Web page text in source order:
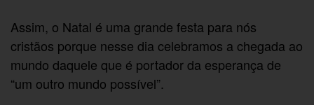
Assim, o Natal é uma grande festa para nós
cristãos porque nesse dia celebramos a chegada ao
mundo daquele que é portador da esperança de
“um outro mundo possível”.